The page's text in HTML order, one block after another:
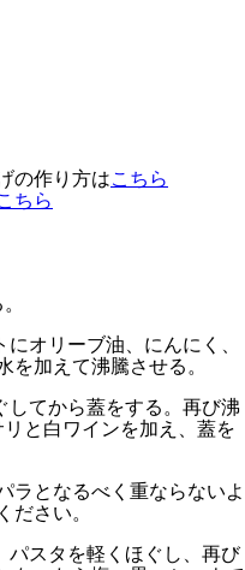
の作り方はこちら
ちら
オリーブ油、にんにく、
を加えて沸騰させる。
してから蓋をする。再び沸
と白ワインを加え、蓋を
ラとなるべく重ならないよ
ださい。
パスタを軽くほぐし、再び